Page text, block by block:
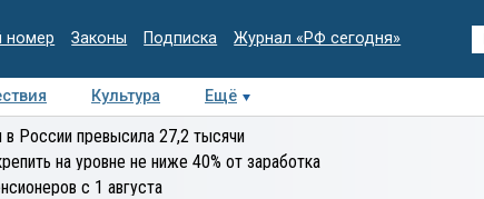
номер Законы Подписка Журнал «РФ сегодня»
Культура Ещё
Интервью Колумнисты
экспертиза
России превысила 27,2 тысячи
на уровне не ниже 40% от заработка
с 1 августа